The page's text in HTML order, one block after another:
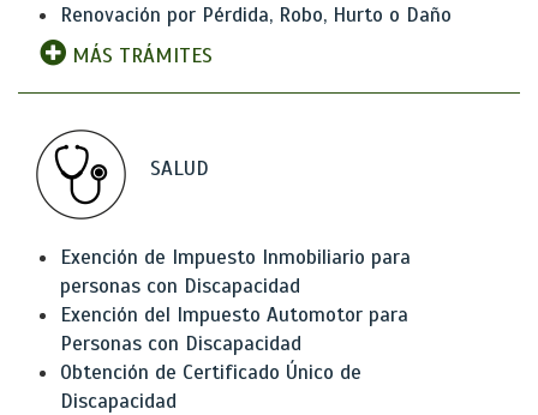
Renovación por Pérdida, Robo, Hurto o Daño
MÁS TRÁMITES
SALUD
Exención de Impuesto Inmobiliario para
personas con Discapacidad
Exención del Impuesto Automotor para
Personas con Discapacidad
Obtención de Certificado Único de
Discapacidad